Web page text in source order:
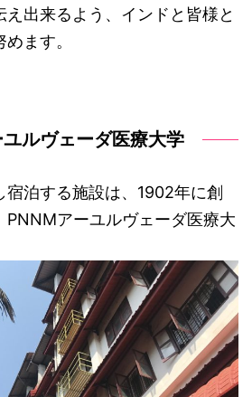
出来るよう、インドと皆様と
ます。
ルヴェーダ医療大学
宿泊する施設は、1902年に創
PNNMアーユルヴェーダ医療大